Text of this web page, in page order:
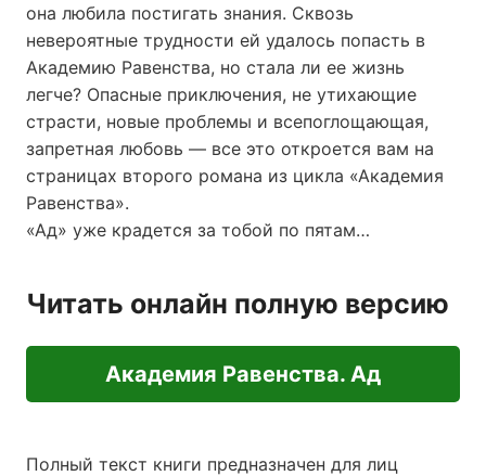
она любила постигать знания. Сквозь
невероятные трудности ей удалось попасть в
Академию Равенства, но стала ли ее жизнь
легче? Опасные приключения, не утихающие
страсти, новые проблемы и всепоглощающая,
запретная любовь — все это откроется вам на
страницах второго романа из цикла «Академия
Равенства».
«Ад» уже крадется за тобой по пятам…
Читать онлайн полную версию
Академия Равенства. Ад
Полный текст книги предназначен для лиц